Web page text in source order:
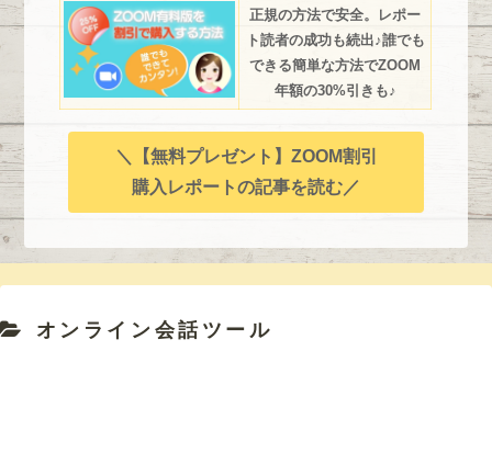
正規の方法で安全。レポー
ト読者の成功も続出♪誰でも
できる簡単な方法でZOOM
年額の30%引きも♪
＼【無料プレゼント】ZOOM割引
購入レポートの記事を読む／
オンライン会話ツール